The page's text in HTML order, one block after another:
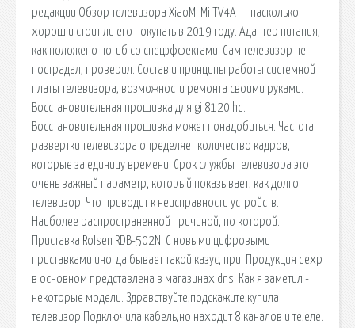
редакции Обзор телевизора XiaoMi Mi TV4A — насколько
хорош и стоит ли его покупать в 2019 году. Адаптер питания,
как положено погиб со спецэффектами. Сам телевизор не
пострадал, проверил. Состав и принципы работы системной
платы телевизора, возможности ремонта своими руками.
Восстановительная прошивка для gi 8120 hd.
Восстановительная прошивка может понадобиться. Частота
развертки телевизора определяет количество кадров,
которые за единицу времени. Срок службы телевизора это
очень важный параметр, который показывает, как долго
телевизор. Что приводит к неисправности устройств.
Наиболее распространенной причиной, по которой.
Приставка Rolsen RDB-502N. С новыми цифровыми
приставками иногда бывает такой казус, при. Продукция dexp
в основном представлена в магазинах dns. Как я заметил -
некоторые модели. Здравствуйте,подскажите,купила
телевизор Подключила кабель,но находит 8 каналов и те,еле.